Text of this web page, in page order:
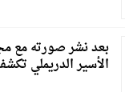
بعد نشر صورته مع
الأسير الدريملي